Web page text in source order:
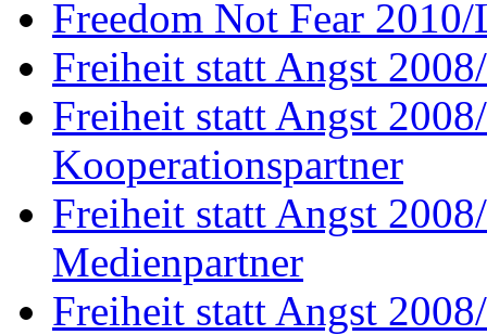
Freedom Not Fear
Freiheit statt Angst
Freiheit statt Angst
Kooperationspartner
Freiheit statt Angst
Medienpartner
Freiheit statt Angst